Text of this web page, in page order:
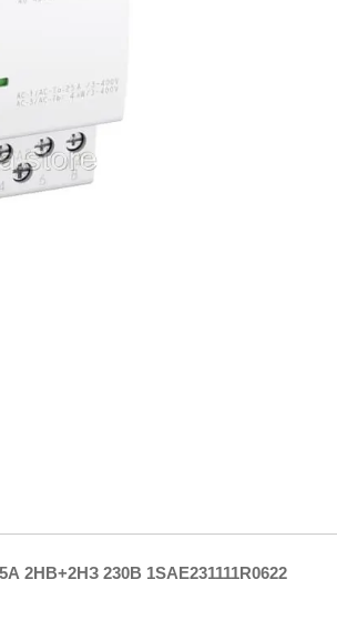
2НВ+2НЗ 230B 1SAE231111R0622